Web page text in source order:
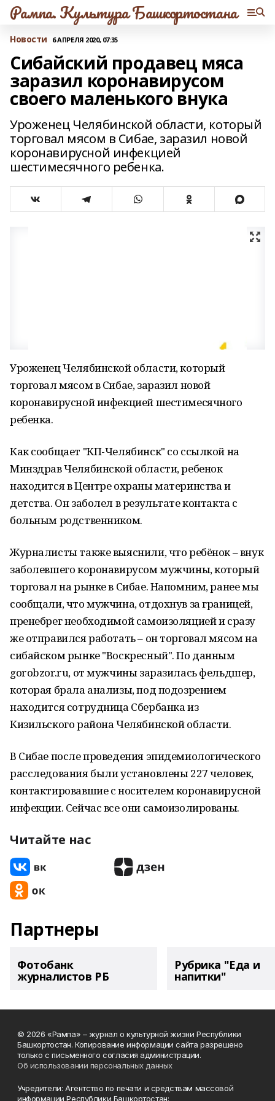
Рампа. Культура Башкортостана
Новости 6 АПРЕЛЯ 2020, 07:35
Сибайский продавец мяса
заразил коронавирусом
своего маленького внука
Уроженец Челябинской области, который
торговал мясом в Сибае, заразил новой
коронавирусной инфекцией
шестимесячного ребенка.
Уроженец Челябинской области, который
торговал мясом в Сибае, заразил новой
коронавирусной инфекцией шестимесячного
ребенка.
Как сообщает "КП-Челябинск" со ссылкой на
Минздрав Челябинской области, ребенок
находится в Центре охраны материнства и
детства. Он заболел в результате контакта с
больным родственником.
Журналисты также выяснили, что ребёнок – внук
заболевшего коронавирусом мужчины, который
торговал на рынке в Сибае. Напомним, ранее мы
сообщали, что мужчина, отдохнув за границей,
пренебрег необходимой самоизоляцией и сразу
же отправился работать – он торговал мясом на
сибайском рынке "Воскресный". По данным
gorobzor.ru, от мужчины заразилась фельдшер,
которая брала анализы, под подозрением
находится сотрудница Сбербанка из
Кизильского района Челябинской области.
В Сибае после проведения эпидемиологического
расследования были установлены 227 человек,
контактировавшие с носителем коронавирусной
инфекции. Сейчас все они самоизолированы.
Читайте нас
Партнеры
Фотобанк
журналистов РБ
Рубрика "Еда и
напитки"
© 2026 «Рампа» – журнал о культурной жизни Республики
Башкортостан. Копирование информации сайта разрешено
только с письменного согласия администрации.
Об использовании персональных данных
Учредители: Агентство по печати и средствам массовой
информации Республики Башкортостан;